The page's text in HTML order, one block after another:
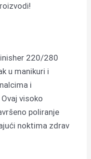
220/280
u manikuri i
i
visoko
poliranje
noktima zdrav